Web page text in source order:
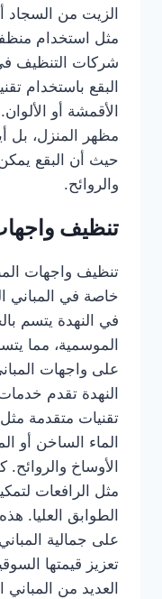
الزيت من السجاد
مثل استخدام
شركات التنظيف
البقع باستخدام
الأقمشة أو
مظهر المنزل، بل
حيث أن البقع
والروائح.
تنظيف
تنظيف واجهات
خاصة في المباني
في النهدة يتسم
الموسمية، مما
على واجهات
النهدة تقدم
تقنيات متقدمة
الماء الساخن أو
الأوساخ
مثل الرافعات
الطوابق العليا.
على جمالية
تعزيز قيمتها
العديد من